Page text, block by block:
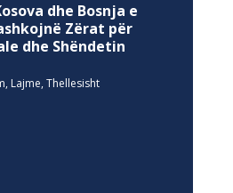
dhe Bosnja e
Zërat për
dhe Shëndetin
, Lajme, Thellesisht